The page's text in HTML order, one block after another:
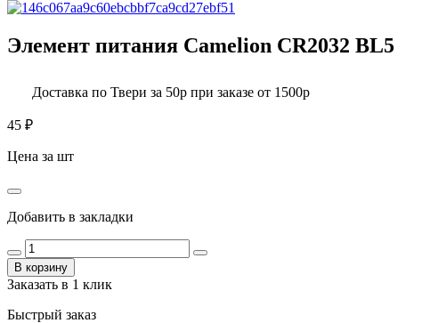
Элемент питания Camelion СR2032 BL5
Доставка по Твери за 50р при заказе от 1500р
45 ₽
Цена за шт
Добавить в закладки
В корзину
Заказать в 1 клик
Быстрый заказ